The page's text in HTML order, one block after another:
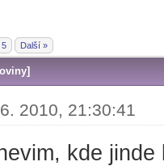
5 Další »
2010, 21:30:41
kde